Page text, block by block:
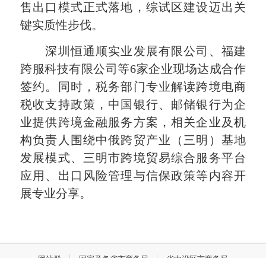
售出口模式正式落地，综试区建设迈出关
键实质性步伐。
深圳恒通顺实业发展有限公司、福建
跨服科技有限公司等6家企业现场达成合作
签约。同时，税务部门专业解读跨境电商
税收支持政策，中国银行、邮储银行为企
业提供跨境金融服务方案，相关企业及机
构负责人围绕中俄跨贸产业（三明）基地
发展模式、三明市跨境贸易综合服务平台
应用、出口风险管理与信保政策等内容开
展专业分享。